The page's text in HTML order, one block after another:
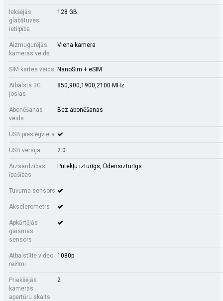
Iekšējās
glabātuves
ietilpība
128 GB
Aizmugurējās
kameras veids
Viena kamera
SIM kartes veids NanoSim + eSIM
Atbalsta 3G
joslas
850,900,1900,2100 MHz
Abonēšanas
veids
Bez abonēšanas
USB pieslēgvieta
USB versija 2.0
Aizsardzības
īpašības
Putekļu izturīgs, Ūdensizturīgs
Tuvuma sensors
Akselerometrs
Apkārtējās
gaismas
sensors
Atbalstītie video
režīmi
1080p
Priekšējās
kameras
apertūru skaits
2